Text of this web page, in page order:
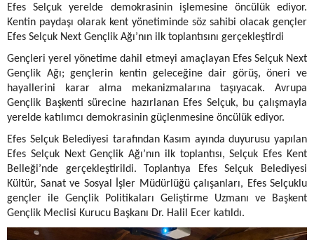
Efes Selçuk yerelde demokrasinin işlemesine öncülük ediyor.
Kentin paydaşı olarak kent yönetiminde söz sahibi olacak gençler
Efes Selçuk Next Gençlik Ağı’nın ilk toplantısını gerçekleştirdi
Gençleri yerel yönetime dahil etmeyi amaçlayan Efes Selçuk Next
Gençlik Ağı; gençlerin kentin geleceğine dair görüş, öneri ve
hayallerini karar alma mekanizmalarına taşıyacak. Avrupa
Gençlik Başkenti sürecine hazırlanan Efes Selçuk, bu çalışmayla
yerelde katılımcı demokrasinin güçlenmesine öncülük ediyor.
Efes Selçuk Belediyesi tarafından Kasım ayında duyurusu yapılan
Efes Selçuk Next Gençlik Ağı’nın ilk toplantısı, Selçuk Efes Kent
Belleği’nde gerçekleştirildi. Toplantıya Efes Selçuk Belediyesi
Kültür, Sanat ve Sosyal İşler Müdürlüğü çalışanları, Efes Selçuklu
gençler ile Gençlik Politikaları Geliştirme Uzmanı ve Başkent
Gençlik Meclisi Kurucu Başkanı Dr. Halil Ecer katıldı.